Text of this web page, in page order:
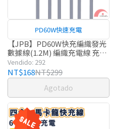
PD60W快速充電
【JPB】PD60W快充編織發光
數據線(1.2M) 編織充電線 充電
線 快充線 現貨 快速出貨
Vendido: 292
NT$168NT$299
Agotado